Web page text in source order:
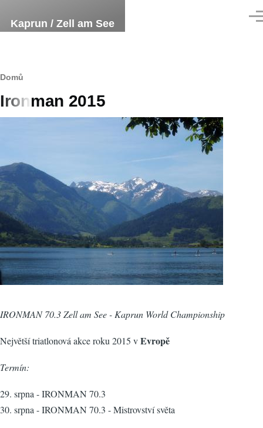
Kaprun / Zell am See
Drobečková
navigace
Domů
Ironman 2015
IRONMAN 70.3 Zell am See - Kaprun World Championship
Největší triatlonová akce roku 2015 vEvropě
Termín:
29. srpna - IRONMAN 70.3
30. srpna - IRONMAN 70.3 - Mistrovství světa